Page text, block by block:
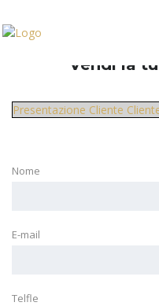
Vendi la
Presentazione Cliente
Nome
E-mail
Telfle